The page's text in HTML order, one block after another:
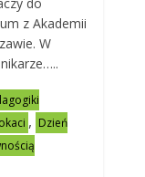
z Akademii
W
, Dzień